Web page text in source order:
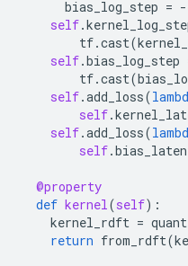
bias_log_step = -
self.
tf.cast(
self.bias_log_step
tf.cast(
self.add_loss(
self.
self.add_loss(
self.
@property
def kernel(self):
kernel_rdft =
return from_rdft(